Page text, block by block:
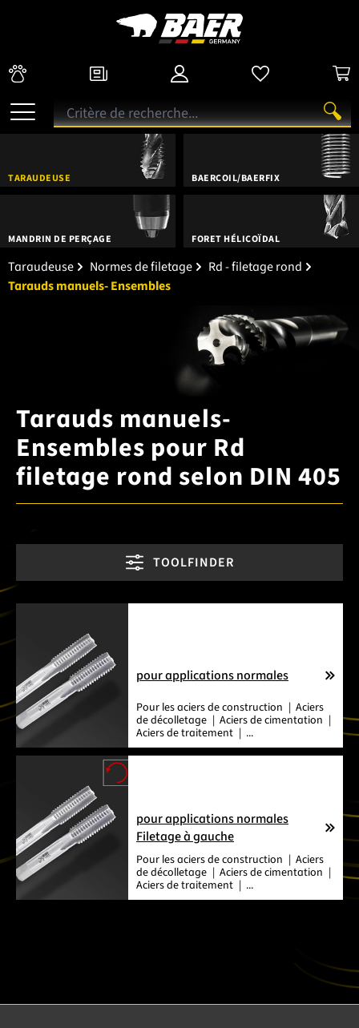
TARAUDEUSE BAERCOIL/BAERFIX
MANDRIN DE PERÇAGE FORET HÉLICOÏDAL
Taraudeuse Normes de filetage
Rd - filetage rond
Tarauds manuels- Ensembles
Tarauds manuels-
Ensembles pour Rd
filetage rond selon DIN 405
TOOLFINDER
pour applications normales
Pour lesaciers de construction
Aciers
de décolletage
Aciers de cimentation
Aciers de traitement
...
pour applications normales
Filetage à gauche
Pour lesaciers de construction
Aciers
de décolletage
Aciers de cimentation
Aciers de traitement
...